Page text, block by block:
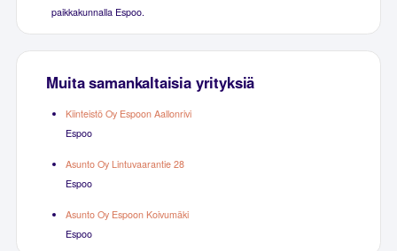
paikkakunnalla Espoo.
Muita samankaltaisia yrityksiä
Kiinteistö Oy Espoon Aallonrivi
Espoo
Asunto Oy Lintuvaarantie 28
Espoo
Asunto Oy Espoon Koivumäki
Espoo